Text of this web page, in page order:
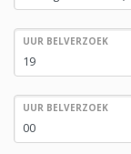
UUR BELVERZOEK
UUR BELVERZOEK